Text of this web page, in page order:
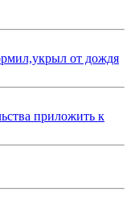
от дождя
приложить к